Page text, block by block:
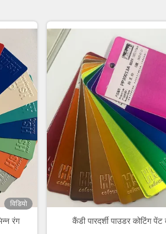
विडियो
रंग
कैंडी पारदर्शी पाउडर कोटिंग पेंट